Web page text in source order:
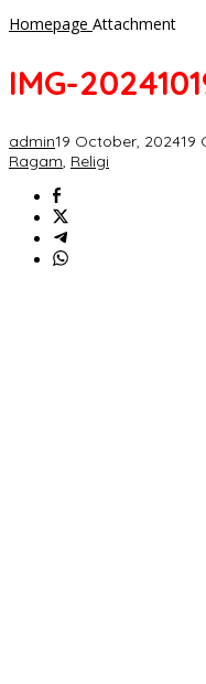
Homepage Attachment
IMG-
admin19 October, 202419
Ragam, Religi